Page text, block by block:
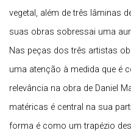
vegetal, além de três lâminas
suas obras sobressai uma
Nas peças dos três artistas
uma atenção à medida que é
relevância na obra de Daniel
matéricas é central na sua
forma é como um trapézio